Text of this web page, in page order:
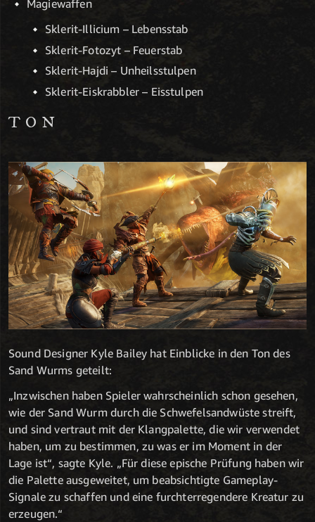
Magiewaffen
Sklerit-Illicium – Lebensstab
Sklerit-Fotozyt – Feuerstab
Sklerit-Hajdi – Unheilsstulpen
Sklerit-Eiskrabbler – Eisstulpen
TON
Sound Designer Kyle Bailey hat Einblicke in den Ton des
Sand Wurms geteilt:
„Inzwischen haben Spieler wahrscheinlich schon gesehen,
wie der Sand Wurm durch die Schwefelsandwüste streift,
und sind vertraut mit der Klangpalette, die wir verwendet
haben, um zu bestimmen, zu was er im Moment in der
Lage ist“, sagte Kyle. „Für diese epische Prüfung haben wir
die Palette ausgeweitet, um beabsichtigte Gameplay-
Signale zu schaffen und eine furchterregendere Kreatur zu
erzeugen.“